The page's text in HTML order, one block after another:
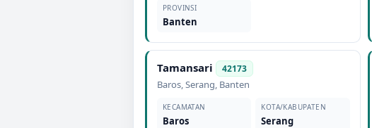
PROVINSI
Banten
Tamansari 42173
Baros,Serang, Banten
KECAMATAN
Baros
KOTA/KABUPATEN
Serang